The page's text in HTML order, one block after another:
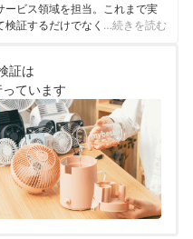
ービス領域を担当。これまで実
検証するだけでなく、医師や婚
じて全ユーザーが選びやすい情
トーに活動している。
ル
…続きを読む
証は
ています